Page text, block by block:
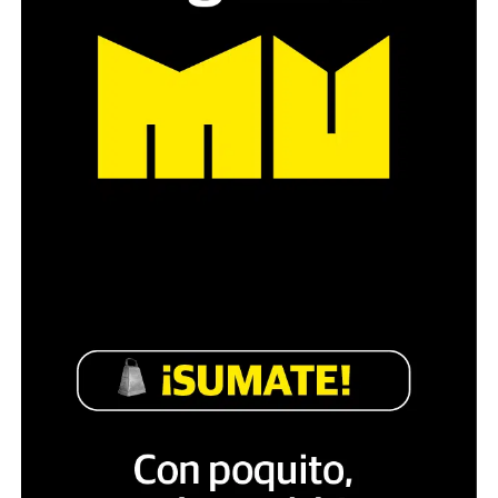
El juez Martín Cormik efectivamente planteó que “el
Tribunal no desconoce ni es impasible a los desgraciados
que no aparecen adecuados a los principios
las normas supranacionales que constituyen la ley